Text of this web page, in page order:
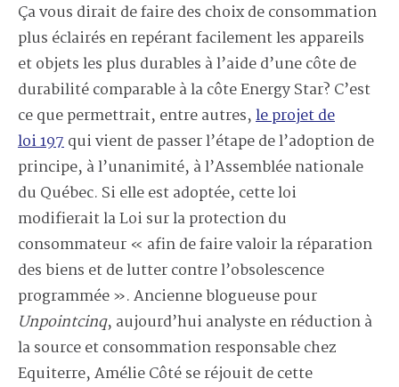
Ça vous dirait de faire des choix de consommation
plus éclairés en repérant facilement les appareils
et objets les plus durables à l’aide d’une côte de
durabilité comparable à la côte Energy Star? C’est
ce que permettrait, entre autres,le projet de
loi 197qui vient de passer l’étape de l’adoption de
principe, à l’unanimité, à l’Assemblée nationale
du Québec. Si elle est adoptée, cette loi
modifierait la Loi sur la protection du
consommateur « afin de faire valoir la réparation
des biens et de lutter contre l’obsolescence
programmée ». Ancienne blogueuse pour
Unpointcinq, aujourd’hui analyste en réduction à
la source et consommation responsable chez
Equiterre, Amélie Côté se réjouit de cette